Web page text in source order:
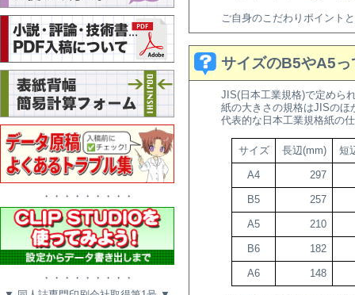
・・・・・・・・・
・・・・・・・・・
ご自身のこだわりポイント
サイズのB5やA5
JIS(日本工業規格)で定めら
紙の大きさの規格はJISのほ
代表的な日本工業規格紙の
サイズ 長辺(mm) 短
A4 297
B5 257
A5 210
B6 182
A6 148